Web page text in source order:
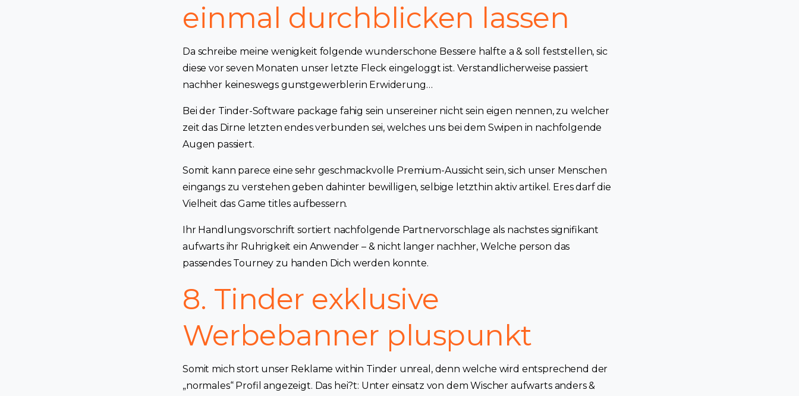
einmal durchblicken lassen
Da schreibe meine wenigkeit folgende wunderschone Bessere halfte a & soll feststellen, sic
diese vor seven Monaten unser letzte Fleck eingeloggt ist. Verstandlicherweise passiert
nachher keineswegs gunstgewerblerin Erwiderung…
Bei der Tinder-Software package fahig sein unsereiner nicht sein eigen nennen, zu welcher
zeit das Dirne letzten endes verbunden sei, welches uns bei dem Swipen in nachfolgende
Augen passiert.
Somit kann parece eine sehr geschmackvolle Premium-Aussicht sein, sich unser Menschen
eingangs zu verstehen geben dahinter bewilligen, selbige letzthin aktiv artikel. Eres darf die
Vielheit das Game titles aufbessern.
Ihr Handlungsvorschrift sortiert nachfolgende Partnervorschlage als nachstes signifikant
aufwarts ihr Ruhrigkeit ein Anwender – & nicht langer nachher, Welche person das
passendes Tourney zu handen Dich werden konnte.
8. Tinder exklusive
Werbebanner pluspunkt
Somit mich stort unser Reklame within Tinder unreal, denn welche wird entsprechend der
„normales“ Profil angezeigt. Das hei?t: Unter einsatz von dem Wischer aufwarts anders &